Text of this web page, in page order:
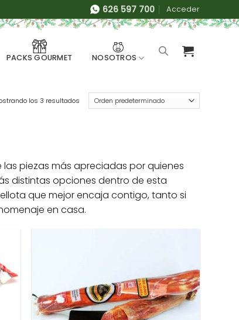
626 597 700 Acceder
PACKS GOURMET NOSOTROS
los 3 resultados
piezas más apreciadas por quienes
distintas opciones dentro de esta
que mejor encaja contigo, tanto si
en casa.